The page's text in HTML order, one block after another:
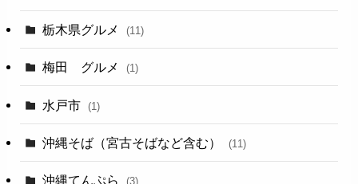
栃木県グルメ (11)
梅田 グルメ (1)
水戸市 (1)
沖縄そば（宮古そばなど含む） (11)
沖縄てんぷら (3)